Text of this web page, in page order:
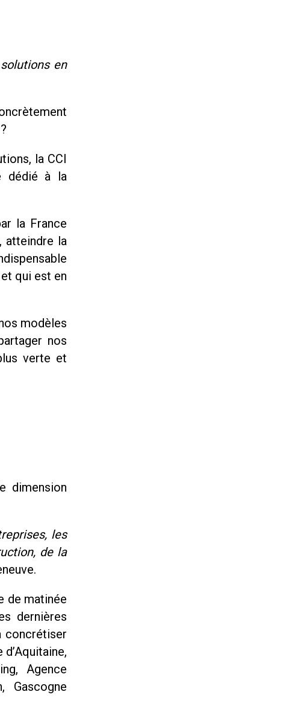
en
la CCI
dédié à la
la France
atteindre la
qui est en
modèles
nos
verte et
dimension
les
de la
de matinée
dernières
concrétiser
Agence
Gascogne